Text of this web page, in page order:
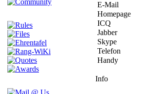
E-Mail
Homepage
ICQ
Jabber
Skype
Telefon
Handy
Info